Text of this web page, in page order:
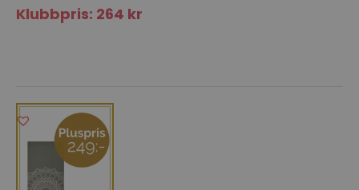
Klubbpris: 264 kr